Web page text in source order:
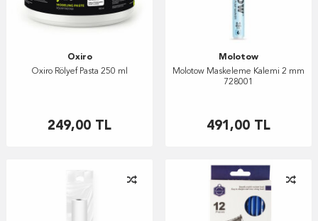
Oxiro
Oxiro Rölyef Pasta 250 ml
249,00 TL
Molotow
Molotow Maskeleme Kalemi 2 mm
728001
491,00 TL